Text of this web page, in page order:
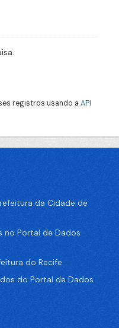
registros usando a API
da Cidade de
no Portal de Dados
do Recife
do Portal de Dados